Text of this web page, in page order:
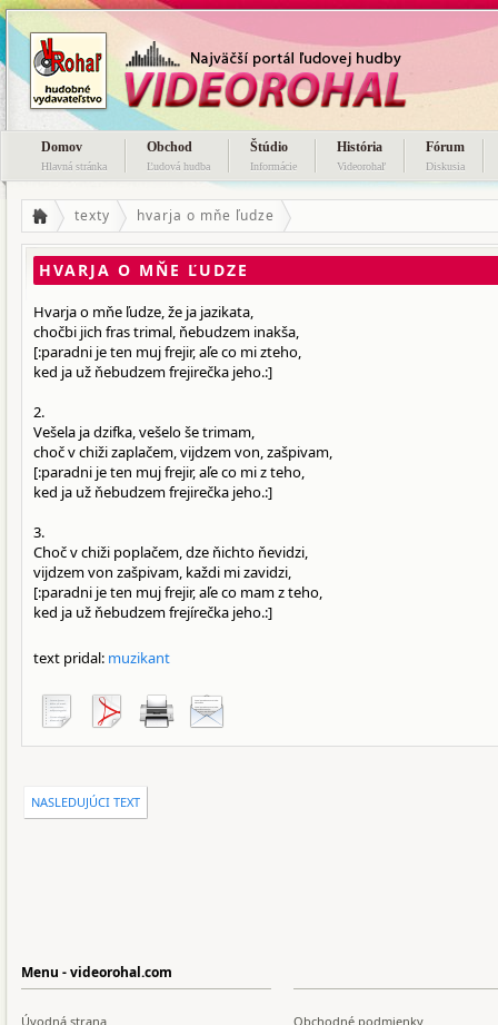
Domov
Hlavná stránka
Obchod
Ľudová hudba
Štúdio
Informácie
História
Videorohaľ
Fórum
Diskusia
texty hvarja o mňe ľudze
HVARJA O MŇE ĽUDZE
Hvarja o mňe ľudze, že ja jazikata,
chočbi jich fras trimal, ňebudzem inakša,
[:paradni je ten muj frejir, aľe co mi zteho,
ked ja už ňebudzem frejirečka jeho.:]
2.
Vešela ja dzifka, vešelo še trimam,
choč v chiži zaplačem, vijdzem von, zašpivam,
[:paradni je ten muj frejir, aľe co mi z teho,
ked ja už ňebudzem frejirečka jeho.:]
3.
Choč v chiži poplačem, dze ňichto ňevidzi,
vijdzem von zašpivam, každi mi zavidzi,
[:paradni je ten muj frejir, aľe co mam z teho,
ked ja už ňebudzem frejírečka jeho.:]
text pridal: muzikant
NASLEDUJÚCI TEXT
Menu - videorohal.com
Úvodná strana
Obchodné podmienky